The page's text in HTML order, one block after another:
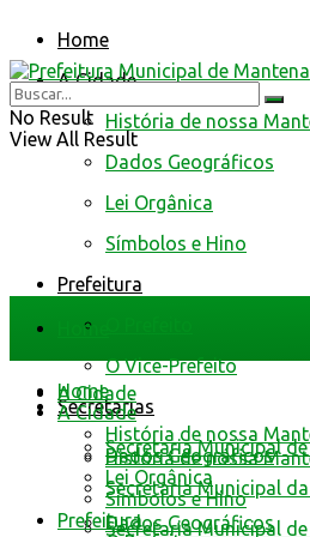
Home
A Cidade
História de nossa
Dados Geográficos
Lei Orgânica
Símbolos e Hino
Prefeitura
O Vice-Prefeito
Secretarias
Secretaria Municipal
Secretaria Municipal da
Secretaria Municipal
No Result
View All Result
Home
A Cidade
História de nossa
Dados Geográficos
Home
A Cidade
História de nossa
Dados Geográficos
Lei Orgânica
Símbolos e Hino
Prefeitura